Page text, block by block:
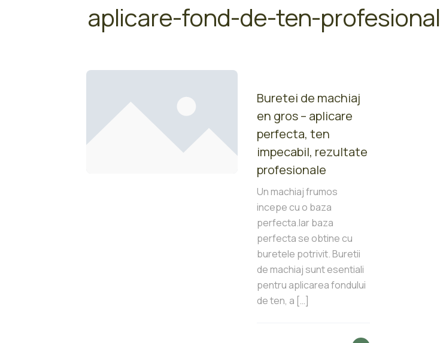
aplicare-fond-de-ten-profesional
Buretei de machiaj
en gros – aplicare
perfecta, ten
impecabil, rezultate
profesionale
Un machiaj frumos
incepe cu o baza
perfecta.Iar baza
perfecta se obtine cu
buretele potrivit. Buretii
de machiaj sunt esentiali
pentru aplicarea fondului
de ten, a […]